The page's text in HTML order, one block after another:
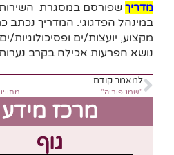
מדריך שפורסם במסגרת השירות
במינהל הפדגוגי. המדריך נכתב
מקצוע, יועצות/ים
נושא הפרעות אכילה בקרב
למאמר קודם
"שמנופוביה"
מרכז מידע
גוף